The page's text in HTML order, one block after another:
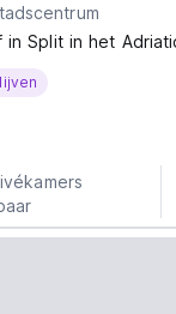
in Split in het